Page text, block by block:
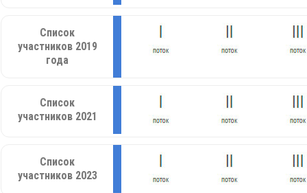
Список
участников 2019
года
Список
участников 2021
Список
участников 2023